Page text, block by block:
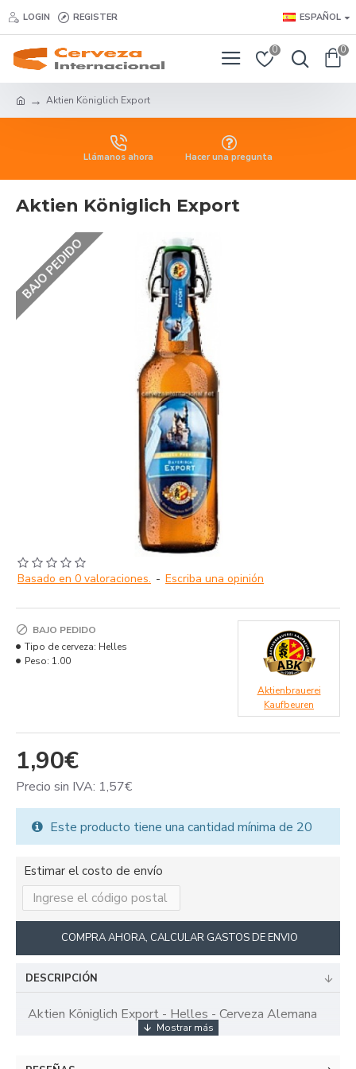
LOGIN REGISTER ESPAÑOL
0 0
Aktien Königlich Export
Llámanos ahora Hacer una pregunta
Aktien Königlich Export
BAJO PEDIDO
Basado en 0 valoraciones. - Escriba una opinión
1,90€
Precio sin IVA: 1,57€
BAJO PEDIDO
Tipo de cerveza: Helles
Peso: 1.00
Aktienbrauerei
Kaufbeuren
Este producto tiene una cantidad mínima de 20
Estimar el costo de envío
COMPRA AHORA, CALCULAR GASTOS DE ENVIO
DESCRIPCIÓN
Aktien Königlich Export - Helles - Cerveza Alemana